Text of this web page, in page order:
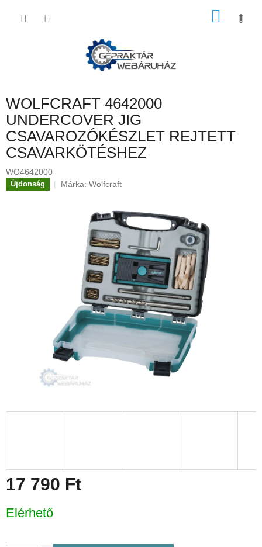
WOLFCRAFT 4642000
UNDERCOVER JIG
CSAVAROZÓKÉSZLET REJTETT
CSAVARKÖTÉSHEZ
WO4642000
Újdonság Márka: Wolfcraft
17 790 Ft
Elérhető